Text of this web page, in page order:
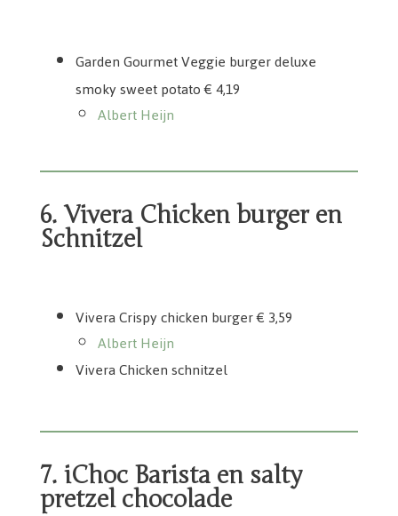
Garden Gourmet Veggie burger deluxe
smoky sweet potato € 4,19
Albert Heijn
6. Vivera Chicken burger en
Schnitzel
Vivera Crispy chicken burger € 3,59
Albert Heijn
Vivera Chicken schnitzel
7. iChoc Barista en salty
pretzel chocolade